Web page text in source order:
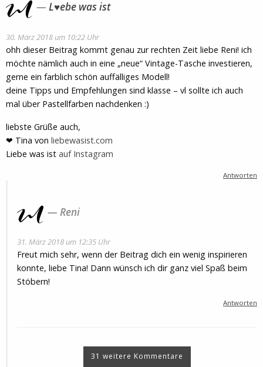
L♥ebe was ist
30. März 2018 um 10:22 Uhr
ohh dieser Beitrag kommt genau zur rechten Zeit liebe Reni! ich
möchte nämlich auch in eine „neue“ Vintage-Tasche investieren,
gerne ein farblich schön auffälliges Modell!
deine Tipps und Empfehlungen sind klasse – vl sollte ich auch
mal über Pastellfarben nachdenken :)
liebste Grüße auch,
❤ Tina von liebewasist.com
Liebe was ist auf Instagram
Antworten
Reni
31. März 2018 um 12:35 Uhr
Freut mich sehr, wenn der Beitrag dich ein wenig inspirieren
konnte, liebe Tina! Dann wünsch ich dir ganz viel Spaß beim
Stöbern!
Antworten
31 weitere Kommentare